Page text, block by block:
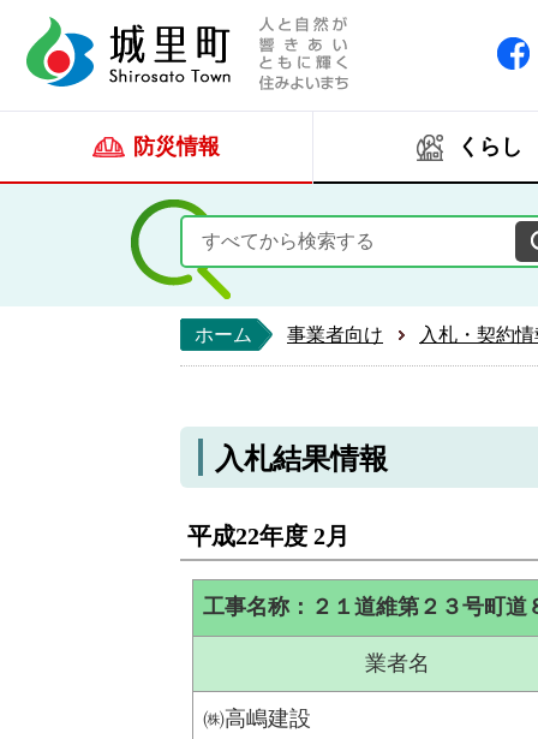
防災情報 くらし
ホーム 事業者向け 入札・契約
入札結果情報
平成22年度 2月
工事名称：２１道維第２３号町道
業者名
㈱高嶋建設